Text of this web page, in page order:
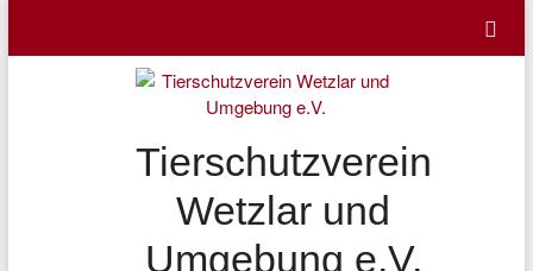
content
Tierschutzverein
Wetzlar und
Umgebung e.V.